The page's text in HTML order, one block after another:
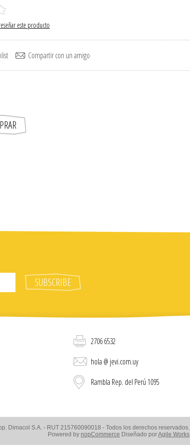
este producto
2706 6532
hola @ jevi.com.uy
Rambla Rep. del Perú 1095
Dimacol S.A. - RUT 215760090018 - Todos los derechos reservados.
Powered by nopCommerce Diseñado porAgile Works